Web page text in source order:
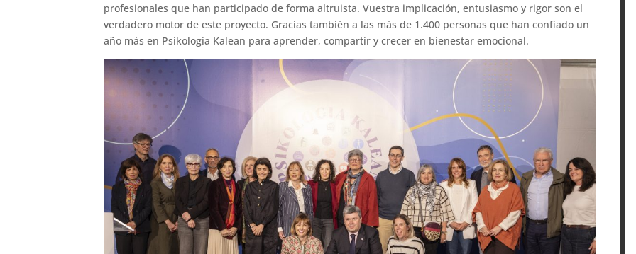
profesionales que han participado de forma altruista. Vuestra implicación, entusiasmo y rigor son el
verdadero motor de este proyecto. Gracias también a las más de 1.400 personas que han confiado un
año más en Psikologia Kalean para aprender, compartir y crecer en bienestar emocional.